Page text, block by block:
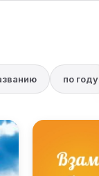
по году